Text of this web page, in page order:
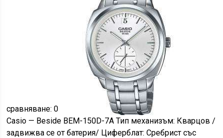
сравняване: 0
Casio — Beside BEM-150D-7A Тип механизъм: Кварцов /
задвижва се от батерия/ Циферблат: Сребрист със